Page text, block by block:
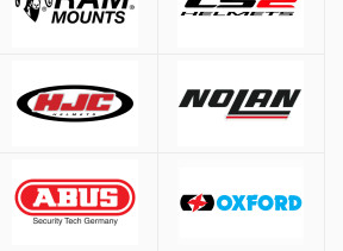
περιφέρειας κεφαλιού
53-54 cm.
55-56 cm.
1.50€
για παραγγελίες άνω των
προϊόντα (π.χ. μπαγκαζιέρες), όπου η χρέωση
ποσού.